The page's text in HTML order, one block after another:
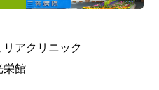
クリニックのご案内
施設 光栄館
リハビリテーション
光洋会の取組
ブログ
リアクリニック
栄館